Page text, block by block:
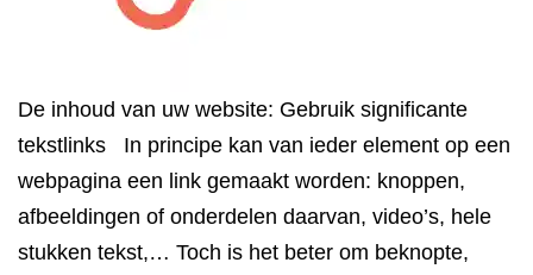
De inhoud van uw website: Gebruik significante
tekstlinks In principe kan van ieder element op een
webpagina een link gemaakt worden: knoppen,
afbeeldingen of onderdelen daarvan, video’s, hele
stukken tekst,… Toch is het beter om beknopte,